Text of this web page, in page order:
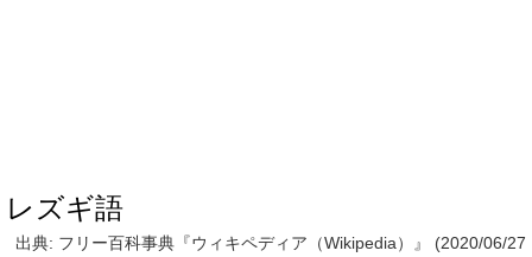
レズギ語
出典: フリー百科事典『ウィキペディア（Wikipedia）』 (2020/06/27